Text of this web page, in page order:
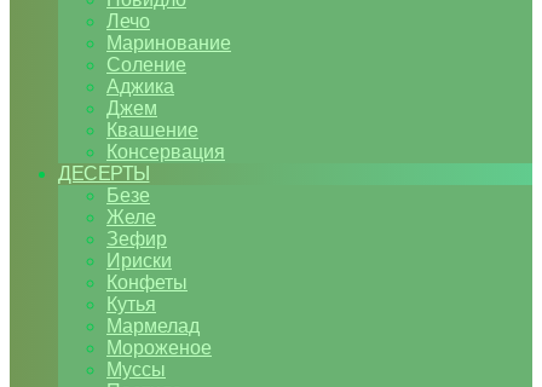
Лечо
Маринование
Соление
Аджика
Джем
Квашение
Консервация
ДЕСЕРТЫ
Безе
Желе
Зефир
Ириски
Конфеты
Кутья
Мармелад
Мороженое
Муссы